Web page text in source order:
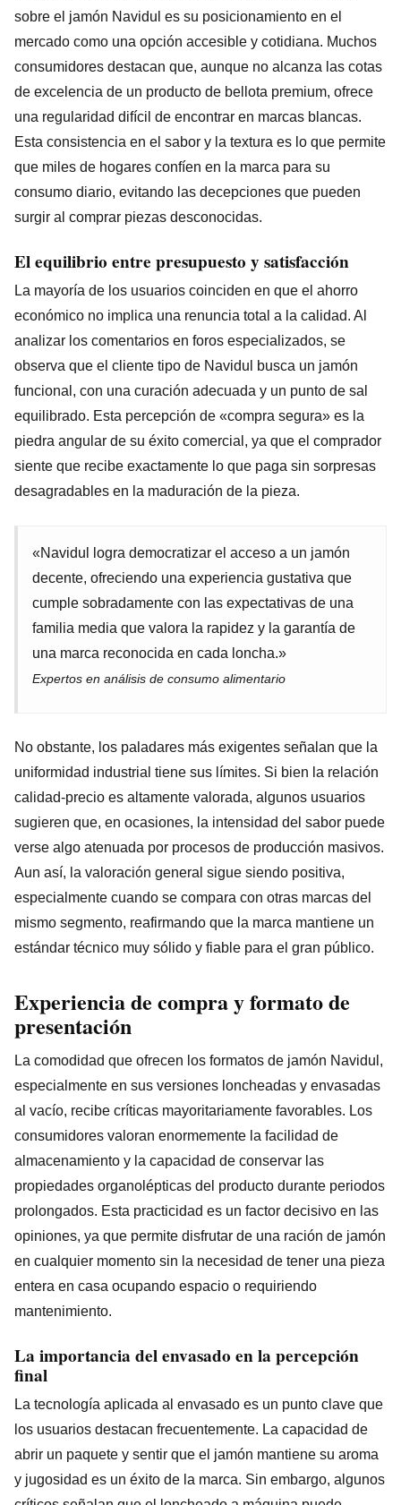
sobre el jamón Navidul es su posicionamiento en el
mercado como una opción accesible y cotidiana. Muchos
consumidores destacan que, aunque no alcanza las cotas
de excelencia de un producto de bellota premium, ofrece
una regularidad difícil de encontrar en marcas blancas.
Esta consistencia en el sabor y la textura es lo que permite
que miles de hogares confíen en la marca para su
consumo diario, evitando las decepciones que pueden
surgir al comprar piezas desconocidas.
El equilibrio entre presupuesto y satisfacción
La mayoría de los usuarios coinciden en que el ahorro
económico no implica una renuncia total a la calidad. Al
analizar los comentarios en foros especializados, se
observa que el cliente tipo de Navidul busca un jamón
funcional, con una curación adecuada y un punto de sal
equilibrado. Esta percepción de «compra segura» es la
piedra angular de su éxito comercial, ya que el comprador
siente que recibe exactamente lo que paga sin sorpresas
desagradables en la maduración de la pieza.
«Navidul logra democratizar el acceso a un jamón
decente, ofreciendo una experiencia gustativa que
cumple sobradamente con las expectativas de una
familia media que valora la rapidez y la garantía de
una marca reconocida en cada loncha.»
Expertos en análisis de consumo alimentario
No obstante, los paladares más exigentes señalan que la
uniformidad industrial tiene sus límites. Si bien la relación
calidad-precio es altamente valorada, algunos usuarios
sugieren que, en ocasiones, la intensidad del sabor puede
verse algo atenuada por procesos de producción masivos.
Aun así, la valoración general sigue siendo positiva,
especialmente cuando se compara con otras marcas del
mismo segmento, reafirmando que la marca mantiene un
estándar técnico muy sólido y fiable para el gran público.
Experiencia de compra y formato de
presentación
La comodidad que ofrecen los formatos de jamón Navidul,
especialmente en sus versiones loncheadas y envasadas
al vacío, recibe críticas mayoritariamente favorables. Los
consumidores valoran enormemente la facilidad de
almacenamiento y la capacidad de conservar las
propiedades organolépticas del producto durante periodos
prolongados. Esta practicidad es un factor decisivo en las
opiniones, ya que permite disfrutar de una ración de jamón
en cualquier momento sin la necesidad de tener una pieza
entera en casa ocupando espacio o requiriendo
mantenimiento.
La importancia del envasado en la percepción
final
La tecnología aplicada al envasado es un punto clave que
los usuarios destacan frecuentemente. La capacidad de
abrir un paquete y sentir que el jamón mantiene su aroma
y jugosidad es un éxito de la marca. Sin embargo, algunos